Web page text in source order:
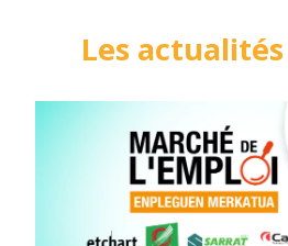
Les actualités